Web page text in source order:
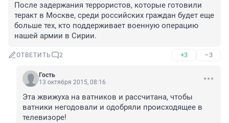
После задержания террористов, которые готовили
теракт в Москве, среди российских граждан будет еще
больше тех, кто поддерживает военную операцию
нашей армии в Сирии.
ОТВЕТИТЬ 2 +3 –3
Гость
13 октября 2015, 08:16
Эта жвижуха на ватников и рассчитана, чтобы
ватники негодовали и одобряли происходящее в
телевизоре!